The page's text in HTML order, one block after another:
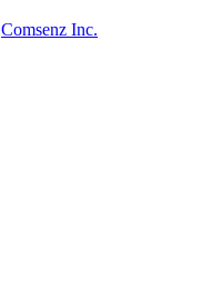
Comsenz Inc.